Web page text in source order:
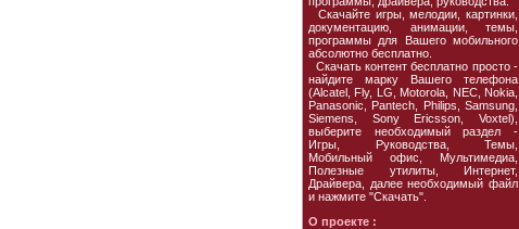
Скачайте игры, мелодии, картинки,
документацию, анимации, темы,
программы для Вашего мобильного
абсолютно бесплатно.
Скачать контент бесплатно просто -
найдите марку Вашего телефона
(Alcatel, Fly, LG, Motorola, NEC, Nokia,
Panasonic, Pantech, Philips, Samsung,
Siemens, Sony Ericsson, Voxtel),
выберите необходимый раздел -
Игры, Руководства, Темы,
Мобильный офис, Мультимедиа,
Полезные утилиты, Интернет,
Драйвера, далее необходимый файл
и нажмите "Скачать".
О проекте :